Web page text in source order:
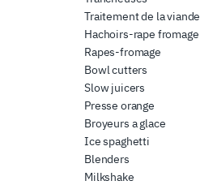
Traitement de la viande
Hachoirs-rape fromage
Rapes-fromage
Bowl cutters
Slow juicers
Presse orange
Broyeurs a glace
Ice spaghetti
Blenders
Milkshake